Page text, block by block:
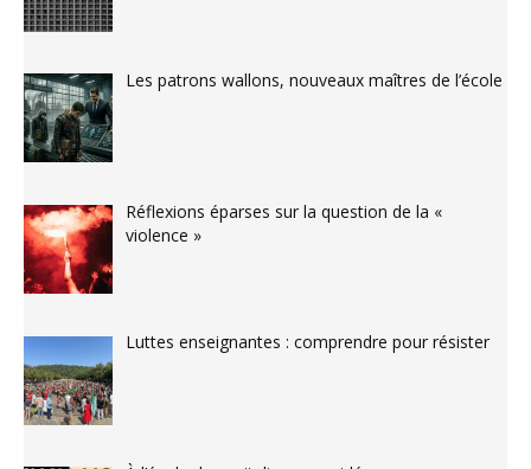
Les patrons wallons, nouveaux maîtres de l’école
Réflexions éparses sur la question de la «
violence »
Luttes enseignantes : comprendre pour résister